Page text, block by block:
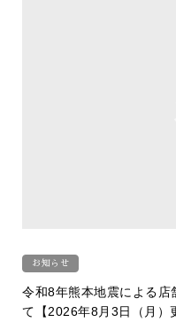
お知らせ
令和8年熊本地震による店
て【2026年8月3日（月）